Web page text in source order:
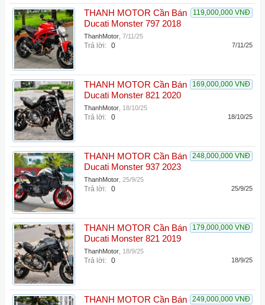
119,000,000 VNĐ
THANH MOTOR Cần Bán
Ducati Monster 797 2018
ThanhMotor 7/11/25
Trả lời: 0 7/11/25
169,000,000 VNĐ
THANH MOTOR Cần Bán
Ducati Monster 821 2020
ThanhMotor 18/10/25
Trả lời: 0 18/10/25
248,000,000 VNĐ
THANH MOTOR Cần Bán
Ducati Monster 937 2023
ThanhMotor 25/9/25
Trả lời: 0 25/9/25
179,000,000 VNĐ
THANH MOTOR Cần Bán
Ducati Monster 821 2019
ThanhMotor 18/9/25
Trả lời: 0 18/9/25
249,000,000 VNĐ
THANH MOTOR Cần Bán